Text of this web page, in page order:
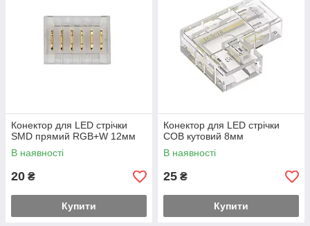
Конектор для LED стрічки
SMD прямий RGB+W 12мм
В наявності
20 ₴
Купити
Конектор для LED стрічки
COB кутовий 8мм
В наявності
25 ₴
Купити